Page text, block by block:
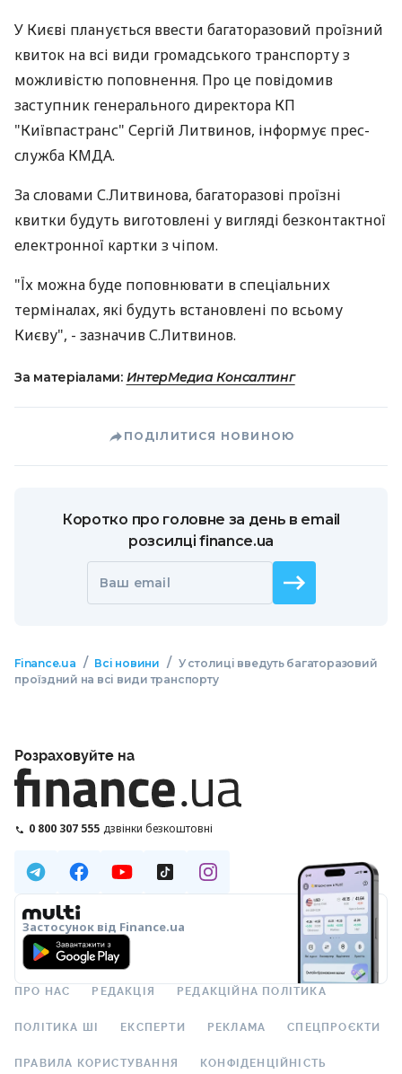
У Києві планується ввести багаторазовий проїзний
квиток на всі види громадського транспорту з
можливістю поповнення. Про це повідомив
заступник генерального директора КП
"Київпастранс" Сергій Литвинов, інформує прес-
служба КМДА.
За словами С.Литвинова, багаторазові проїзні
квитки будуть виготовлені у вигляді безконтактної
електронної картки з чіпом.
"Їх можна буде поповнювати в спеціальних
терміналах, які будуть встановлені по всьому
Києву", - зазначив С.Литвинов.
За матеріалами: ИнтерМедиа Консалтинг
ПОДІЛИТИСЯ НОВИНОЮ
Коротко про головне за день в email
розсилці finance.ua
Ваш email
Finance.ua / Всі новини / У столиці введуть багаторазовий
проїздний на всі види транспорту
Розраховуйте на
0 800 307 555 дзвінки безкоштовні
Застосунок від Finance.ua
ПРО НАС РЕДАКЦІЯ РЕДАКЦІЙНА ПОЛІТИКА
ПОЛІТИКА ШІ ЕКСПЕРТИ РЕКЛАМА СПЕЦПРОЄКТИ
ПРАВИЛА КОРИСТУВАННЯ КОНФІДЕНЦІЙНІСТЬ